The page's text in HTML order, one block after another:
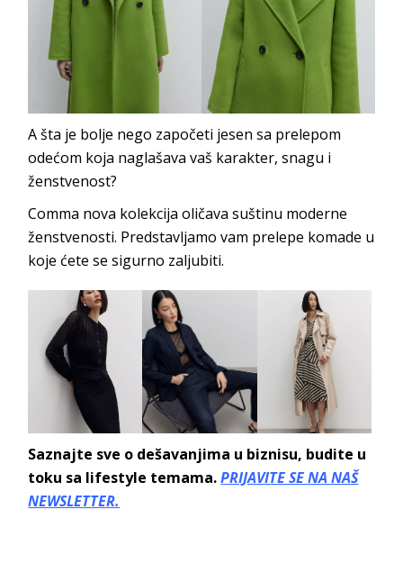
A šta je bolje nego započeti jesen sa prelepom
odećom koja naglašava vaš karakter, snagu i
ženstvenost?
Comma nova kolekcija oličava suštinu moderne
ženstvenosti. Predstavljamo vam prelepe komade u
koje ćete se sigurno zaljubiti.
Saznajte sve o dešavanjima u biznisu, budite u
toku sa lifestyle temama.PRIJAVITE SE NA NAŠ
NEWSLETTER.